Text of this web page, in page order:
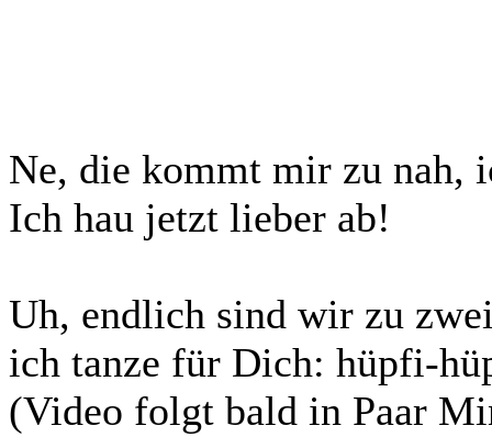
Ne, die kommt mir zu nah,
Ich hau jetzt lieber ab!
Uh, endlich sind wir zu
ich tanze für Dich: hüpfi-
(Video folgt bald in Paar